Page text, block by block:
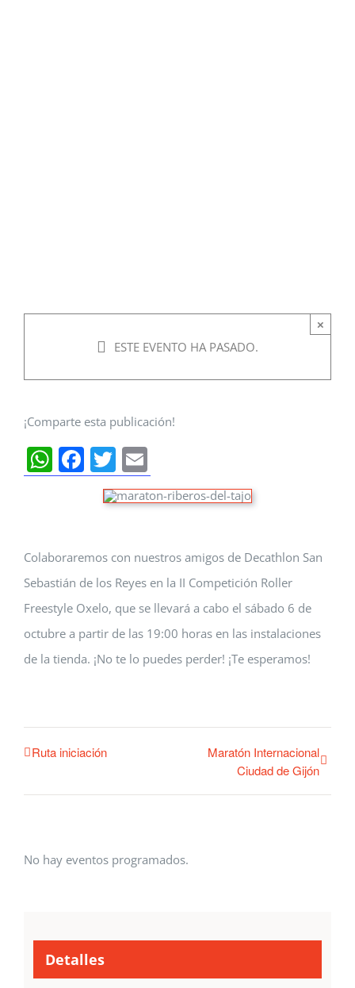
ESTE EVENTO HA PASADO.
×
¡Comparte esta publicación!
WhatsApp
Facebook
Twitter
Colaboraremos con nuestros amigos de Decathlon San
Sebastián de los Reyes en la II Competición Roller
Freestyle Oxelo, que se llevará a cabo el sábado 6 de
octubre a partir de las 19:00 horas en las instalaciones
de la tienda. ¡No te lo puedes perder! ¡Te esperamos!
Ruta iniciación
Maratón Internacional
Ciudad de Gijón
No hay eventos programados.
Detalles